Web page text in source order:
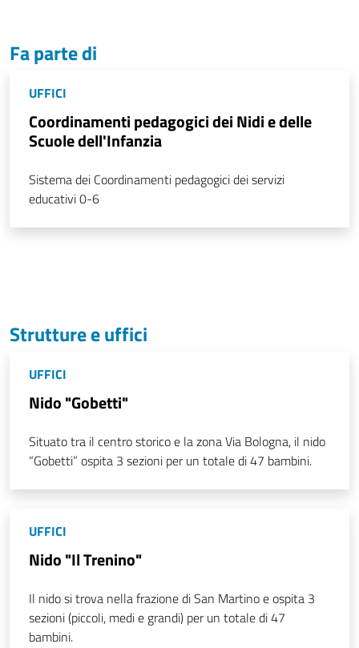
Fa parte di
UFFICI
Coordinamenti pedagogici dei Nidi e delle
Scuole dell'Infanzia
Sistema dei Coordinamenti pedagogici dei servizi
educativi 0-6
Strutture e uffici
UFFICI
Nido "Gobetti"
Situato tra il centro storico e la zona Via Bologna, il nido
“Gobetti” ospita 3 sezioni per un totale di 47 bambini.
UFFICI
Nido "Il Trenino"
Il nido si trova nella frazione di San Martino e ospita 3
sezioni (piccoli, medi e grandi) per un totale di 47
bambini.